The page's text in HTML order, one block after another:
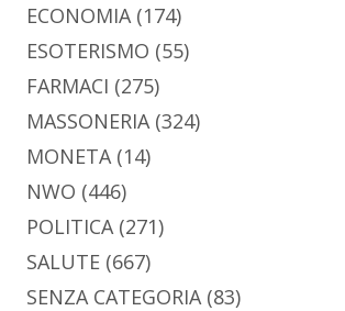
ECONOMIA (174)
ESOTERISMO (55)
FARMACI (275)
MASSONERIA (324)
MONETA (14)
NWO (446)
POLITICA (271)
SALUTE (667)
SENZA CATEGORIA (83)